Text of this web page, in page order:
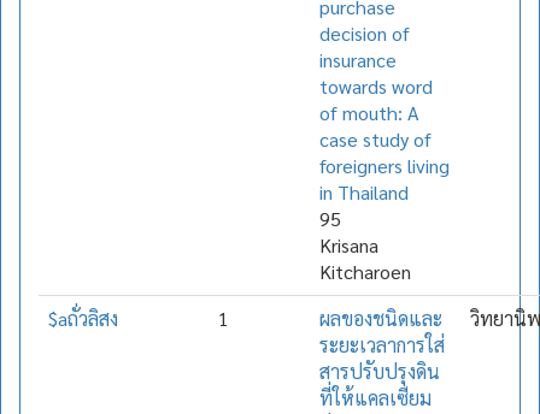
purchase
decision of
insurance
towards word
of mouth: A
case study of
foreigners living
in Thailand
95
Krisana
Kitcharoen
$aถั่วลิสง 1
ผลของชนิดและ
ระยะเวลาการใส่
สารปรับปรุงดิน
ที่ให้แคลเซียม
วิทยานิ